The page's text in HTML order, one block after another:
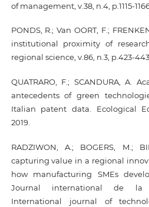
of management, v.38, n.4, p.1115-
PONDS, R.; Van OORT, F.;
institutional proximity of
regional science, v.86, n.3, p.423-
QUATRARO, F.; SCANDURA, A.
antecedents of green
Italian patent data. Ecological
2019.
RADZIWON, A.; BOGERS, M.;
capturing value in a regional
how manufacturing SMEs
Journal international de la
International journal of